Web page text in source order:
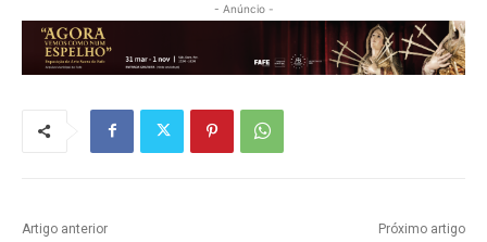
- Anúncio -
Artigo anterior Próximo artigo